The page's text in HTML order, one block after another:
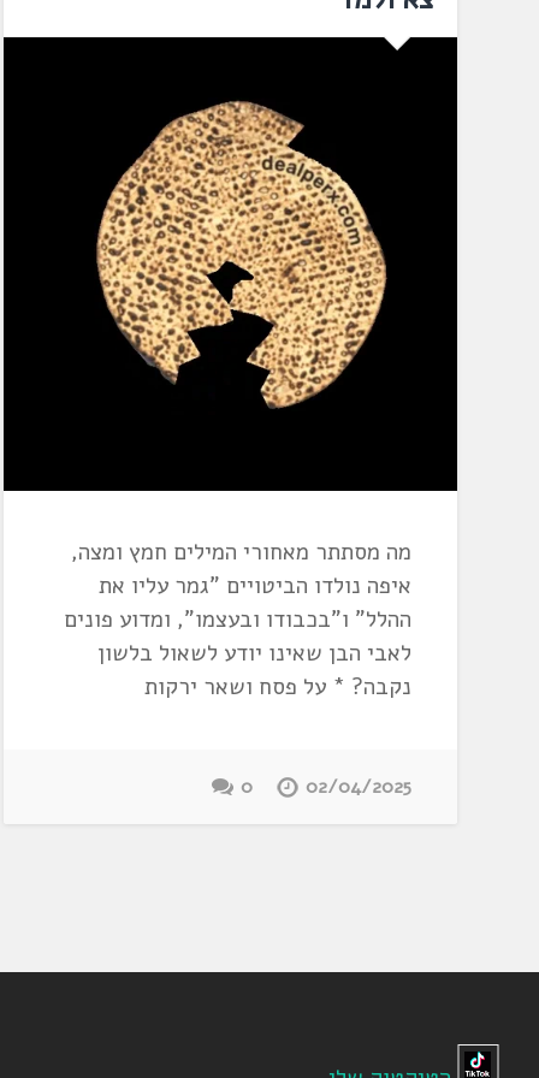
מה מסתתר מאחורי המילים חמץ ומצה,
איפה נולדו הביטויים "גמר עליו את
ההלל" ו"בכבודו ובעצמו", ומדוע פונים
לאבי הבן שאינו יודע לשאול בלשון
נקבה? * על פסח ושאר ירקות
02/04/2025
0